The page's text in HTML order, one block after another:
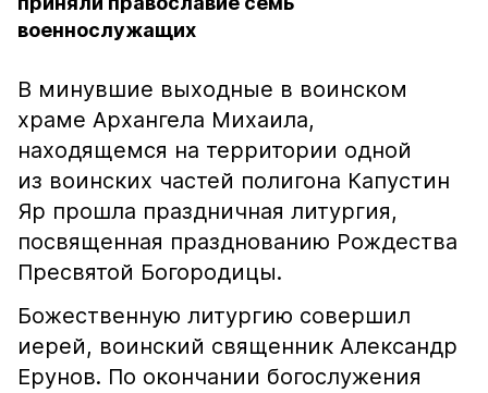
военнослужащих
В минувшие выходные в воинском
храме Архангела Михаила,
находящемся на территории одной
из воинских частей полигона Капустин
Яр прошла праздничная литургия,
посвященная празднованию Рождества
Пресвятой Богородицы.
Божественную литургию совершил
иерей, воинский священник Александр
Ерунов. По окончании богослужения